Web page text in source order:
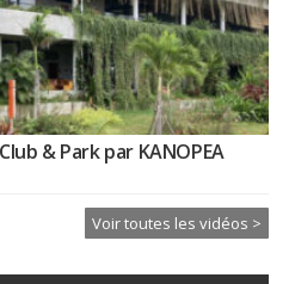
& Park par KANOPEA
Voir toutes les vidéos >